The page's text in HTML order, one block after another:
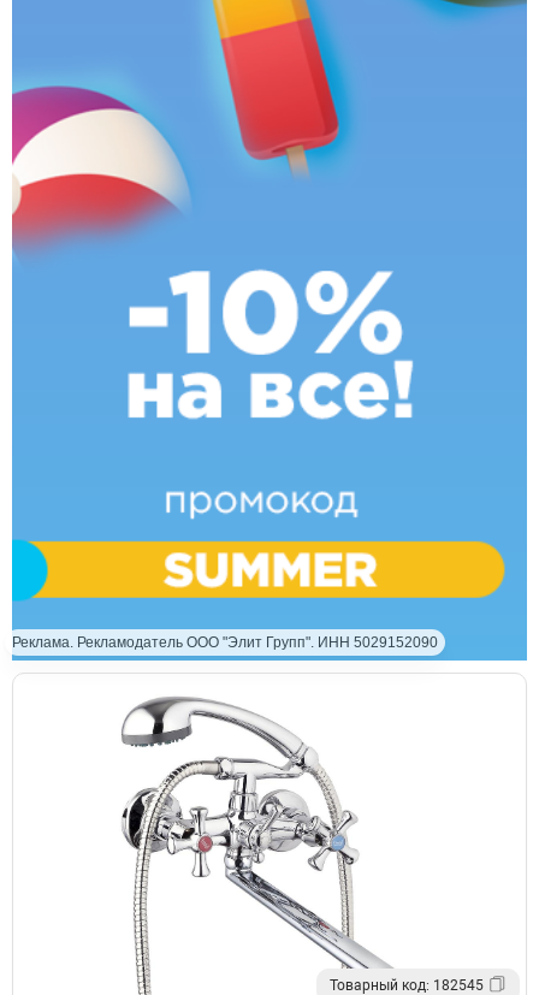
Реклама. Рекламодатель ООО "Элит Групп". ИНН 5029152090
Товарный код: 182545